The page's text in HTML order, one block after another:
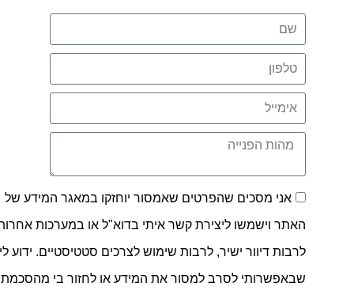
אני מסכים שהפרטים שאמסור יוחזקו במאגר המידע של
האתר וישמשו ליצירת קשר איתי בדוא"ל או במערכות אחרות,
לרבות דיוור ישיר, לרבות שימוש לצרכים סטטיסטיים. ידוע לי
שבאפשרותי לסרב למסור את המידע או לחזור בי מהסכמתי